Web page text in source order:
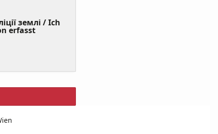
землі / Ich
erfasst